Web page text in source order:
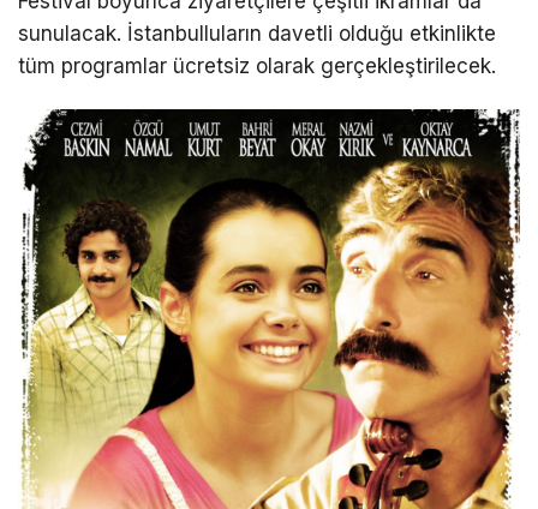
sunulacak. İstanbulluların davetli olduğu etkinlikte
tüm programlar ücretsiz olarak gerçekleştirilecek.